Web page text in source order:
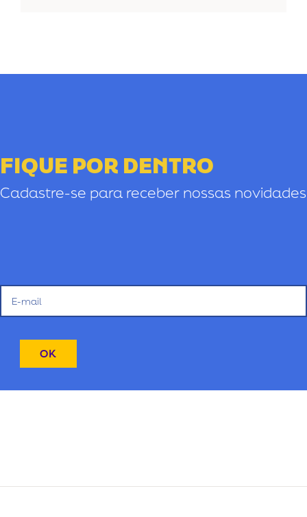
FIQUE POR DENTRO
Cadastre-se para receber nossas novidades